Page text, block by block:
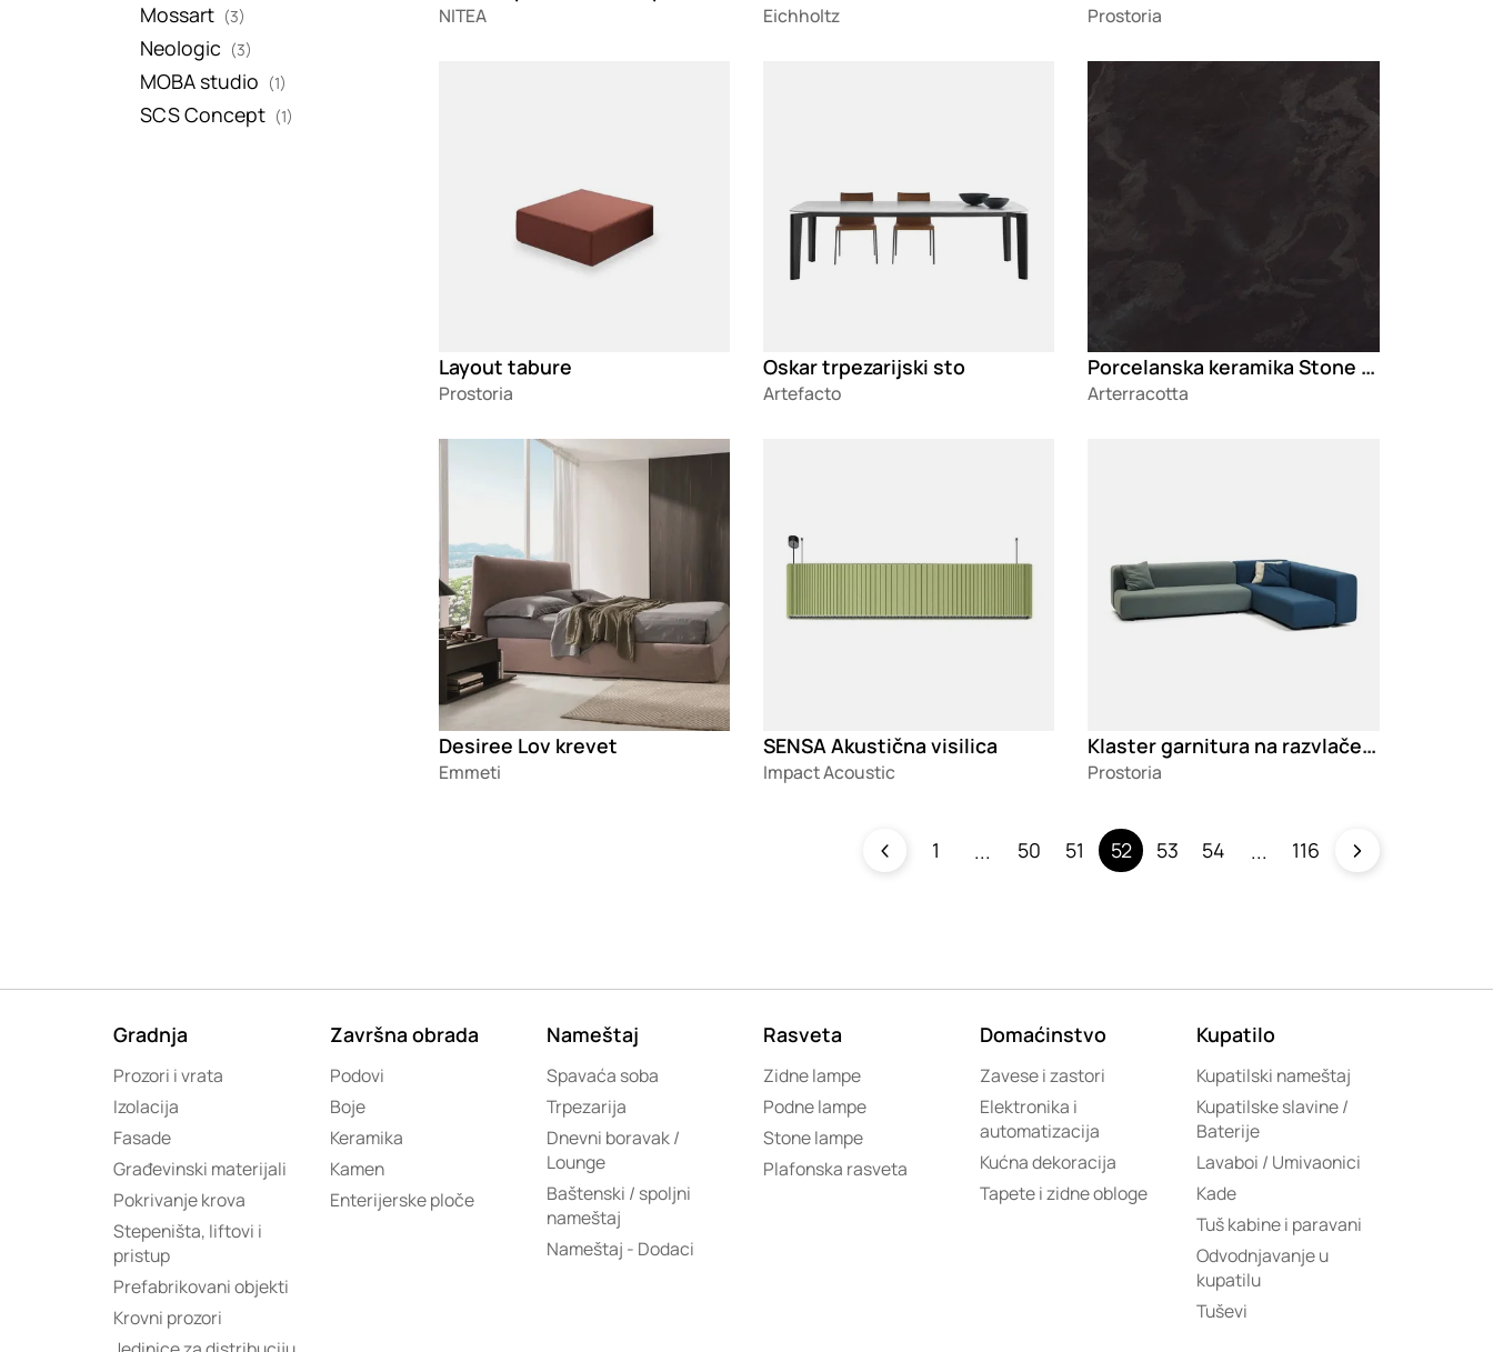
Mossart (3)
Neologic (3)
MOBA studio (1)
SCS Concept (1)
NITEA Eichholtz Prostoria
Layout tabure
Prostoria
Oskar trpezarijski sto
Artefacto
Loading
Porcelanska keramika Stone Slate Ebony
Arterracotta
Desiree Lov krevet
Emmeti
SENSA Akustična visilica
Impact Acoustic
Klaster garnitura na razvlačenje
Prostoria
1 50 51 52 53 54 116
Gradnja
Prozori i vrata
Izolacija
Fasade
Građevinski materijali
Pokrivanje krova
Stepeništa, liftovi i
pristup
Prefabrikovani objekti
Krovni prozori
Završna obrada
Podovi
Boje
Keramika
Kamen
Enterijerske ploče
Nameštaj
Spavaća soba
Trpezarija
Dnevni boravak /
Lounge
Baštenski / spoljni
nameštaj
Nameštaj - Dodaci
Rasveta
Zidne lampe
Podne lampe
Stone lampe
Plafonska rasveta
Domaćinstvo
Zavese i zastori
Elektronika i
automatizacija
Kućna dekoracija
Tapete i zidne obloge
Kupatilo
Kupatilski nameštaj
Kupatilske slavine /
Baterije
Lavaboi / Umivaonici
Kade
Tuš kabine i paravani
Odvodnjavanje u
kupatilu
Tuševi